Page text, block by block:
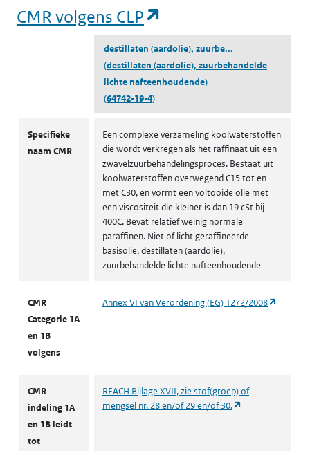
CMR volgens CLP
destillaten (aardolie), zuurbe...
(destillaten (aardolie), zuurbehandelde
lichte nafteenhoudende)
(64742-19-4)
Specifieke
naam CMR
Een complexe verzameling koolwaterstoffen
die wordt verkregen als het raffinaat uit een
zwavelzuurbehandelingsproces. Bestaat uit
koolwaterstoffen overwegend C15 tot en
met C30, en vormt een voltooide olie met
een viscositeit die kleiner is dan 19 cSt bij
400C. Bevat relatief weinig normale
paraffinen. Niet of licht geraffineerde
basisolie, destillaten (aardolie),
zuurbehandelde lichte nafteenhoudende
CMR
Categorie 1A
en 1B
volgens
Annex VI van Verordening (EG) 1272/2008
CMR
indeling 1A
en 1B leidt
tot
REACH Bijlage XVII, zie stof(groep) of
mengsel nr. 28 en/of 29 en/of 30.